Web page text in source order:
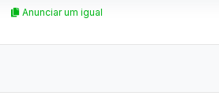
Anunciar um igual